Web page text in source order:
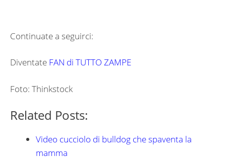
Continuate a seguirci:
Diventate FAN di TUTTO ZAMPE
Foto: Thinkstock
Related Posts:
Video cucciolo di bulldog che spaventa la
mamma